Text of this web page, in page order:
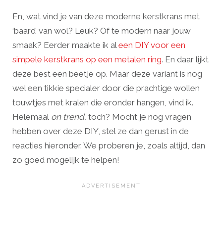
En, wat vind je van deze moderne kerstkrans met
‘baard’ van wol? Leuk? Of te modern naar jouw
smaak? Eerder maakte ik al een DIY voor een
simpele kerstkrans op een metalen ring. En daar lijkt
deze best een beetje op. Maar deze variant is nog
wel een tikkie specialer door die prachtige wollen
touwtjes met kralen die eronder hangen, vind ik.
Helemaal on trend, toch? Mocht je nog vragen
hebben over deze DIY, stel ze dan gerust in de
reacties hieronder. We proberen je, zoals altijd, dan
zo goed mogelijk te helpen!